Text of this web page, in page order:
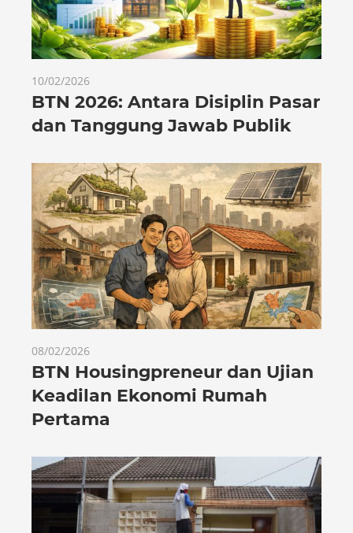
10/02/2026
BTN 2026: Antara Disiplin Pasar
dan Tanggung Jawab Publik
08/02/2026
BTN Housingpreneur dan Ujian
Keadilan Ekonomi Rumah
Pertama